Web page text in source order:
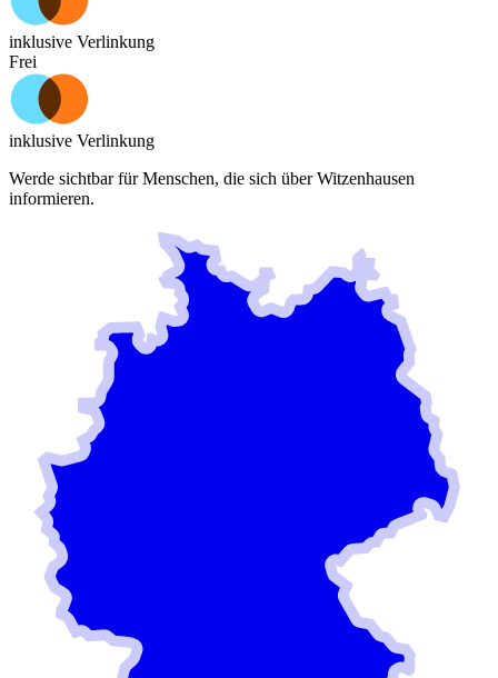
inklusive Verlinkung
Frei
inklusive Verlinkung
Werde sichtbar für Menschen, die sich überWitzenhausen
informieren.